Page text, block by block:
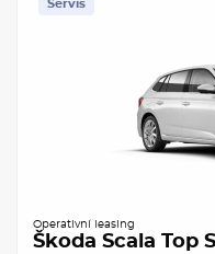
Servis
Operativní leasing
Škoda Scala Top